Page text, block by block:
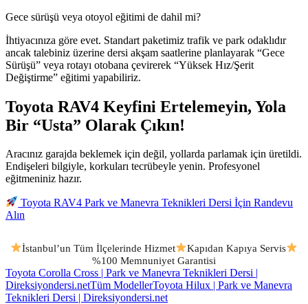
Gece sürüşü veya otoyol eğitimi de dahil mi?
İhtiyacınıza göre evet. Standart paketimiz trafik ve park odaklıdır
ancak talebiniz üzerine dersi akşam saatlerine planlayarak “Gece
Sürüşü” veya rotayı otobana çevirerek “Yüksek Hız/Şerit
Değiştirme” eğitimi yapabiliriz.
Toyota RAV4 Keyfini Ertelemeyin, Yola
Bir “Usta” Olarak Çıkın!
Aracınız garajda beklemek için değil, yollarda parlamak için üretildi.
Endişeleri bilgiyle, korkuları tecrübeyle yenin. Profesyonel
eğitmeniniz hazır.
Toyota RAV4 Park ve Manevra Teknikleri Dersi İçin Randevu
Alın
İstanbul’un Tüm İlçelerinde Hizmet
Kapıdan Kapıya Servis
%100 Memnuniyet Garantisi
Toyota Corolla Cross | Park ve Manevra Teknikleri Dersi |
Direksiyondersi.netTüm ModellerToyota Hilux | Park ve Manevra
Teknikleri Dersi | Direksiyondersi.net